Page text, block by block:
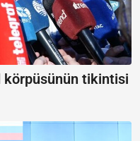
körpüsünün tikintisi